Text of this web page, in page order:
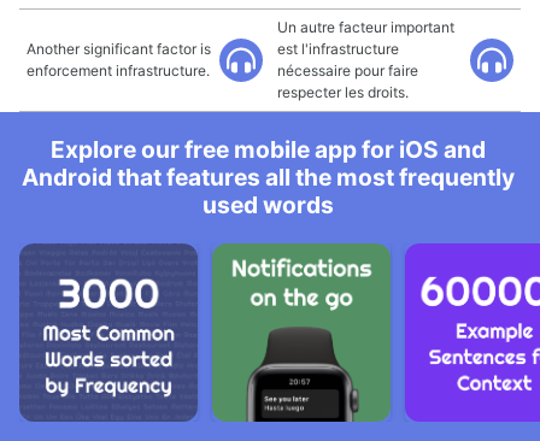
Another significant factor is
enforcement infrastructure.
Un autre facteur important
est l'infrastructure
nécessaire pour faire
respecter les droits.
Explore our free mobile app for iOS and
Android that features all the most frequently
used words